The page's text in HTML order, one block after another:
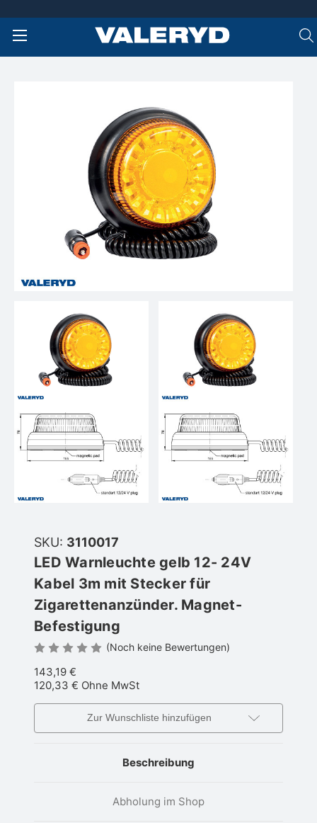
SKU: 3110017
LED Warnleuchte gelb 12- 24V
Kabel 3m mit Stecker für
Zigarettenanzünder. Magnet-
Befestigung
(Noch keine Bewertungen)
143,19 €
120,33 € Ohne MwSt
Zur Wunschliste hinzufügen
Beschreibung
Abholung im Shop